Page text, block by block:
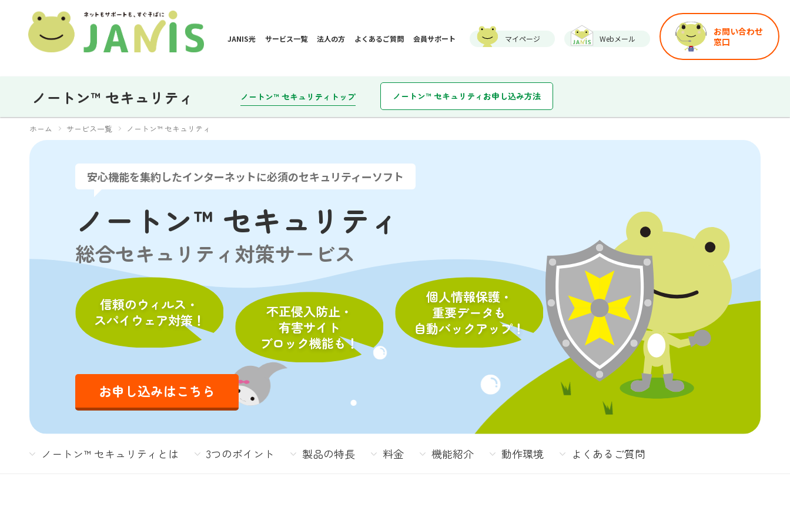
JANIS光 サービス一覧 法人の方 よくあるご質問 会員サポート マイページ Webメール
お問い合わせ
窓口
ノートン™ セキュリティ ノートン™ セキュリティトップ ノートン™ セキュリティお申し込み方法
ホーム サービス一覧 ノートン™ セキュリティ
安心機能を集約したインターネットに必須のセキュリティーソフト
ノートン™ セキュリティ
総合セキュリティ対策サービス
信頼のウィルス・
スパイウェア対策！
不正侵入防止・
有害サイト
ブロック機能も！
個人情報保護・
重要データも
自動バックアップ！
お申し込みはこちら
ノートン™ セキュリティとは 3つのポイント 製品の特長 料金 機能紹介 動作環境 よくあるご質問